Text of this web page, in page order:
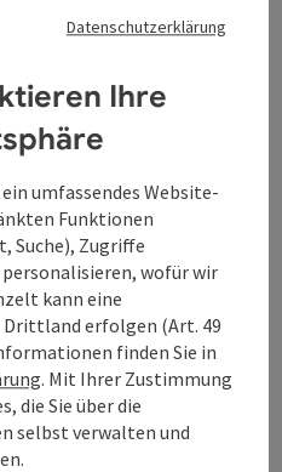
Datenschutzerklärung
Ihre
umfassendes Website-
Funktionen
Suche), Zugriffe
wofür wir
kann eine
erfolgen (Art. 49
finden Sie in
. Mit Ihrer Zustimmung
die Sie über die
selbst verwalten und